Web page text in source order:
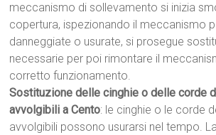
meccanismo di sollevamento si inizia
copertura, ispezionando il meccanismo
danneggiate o usurate, si prosegue
necessarie per poi rimontare il
corretto funzionamento.
Sostituzione delle cinghie o delle corde
avvolgibili a Cento: le cinghie o le corde
avvolgibili possono usurarsi nel tempo.